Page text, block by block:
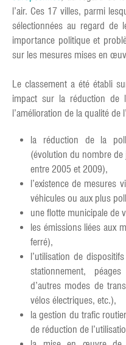
l’air. Ces 17 villes, parmi
sélectionnées au regard de
importance politique et
sur les mesures mises en
Le classement a été établi
impact sur la réduction de
l’amélioration de la qualité de
la réduction de la
(évolution du nombre
entre 2005 et 2009),
l’existence de mesures
véhicules ou aux plus
une flotte municipale de
les émissions liées aux
ferré),
l’utilisation de
stationnement,
d’autres modes de
vélos électriques, etc.),
la gestion du trafic
de réduction de